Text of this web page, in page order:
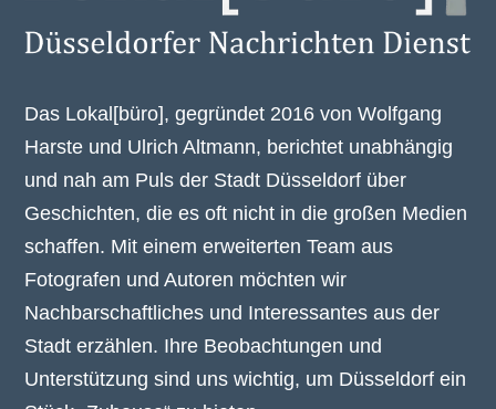
Das Lokal[büro], gegründet 2016 von Wolfgang
Harste und Ulrich Altmann, berichtet unabhängig
und nah am Puls der Stadt Düsseldorf über
Geschichten, die es oft nicht in die großen Medien
schaffen. Mit einem erweiterten Team aus
Fotografen und Autoren möchten wir
Nachbarschaftliches und Interessantes aus der
Stadt erzählen. Ihre Beobachtungen und
Unterstützung sind uns wichtig, um Düsseldorf ein